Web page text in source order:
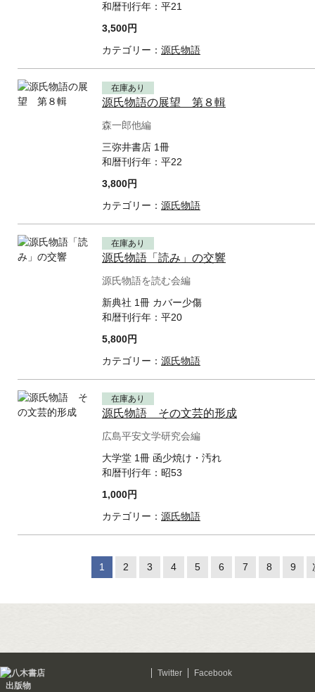
和暦刊行年： 平21
3,500円
カテゴリー： 源氏物語
在庫あり
源氏物語の展望 第８輯
森一郎他編
三弥井書店 1冊
和暦刊行年： 平22
3,800円
カテゴリー： 源氏物語
在庫あり
源氏物語「読み」の交響
源氏物語を読む会編
新典社 1冊 カバー少傷
和暦刊行年： 平20
5,800円
カテゴリー： 源氏物語
在庫あり
源氏物語 その文芸的形成
広島平安文学研究会編
大学堂 1冊 函少焼け・汚れ
和暦刊行年： 昭53
1,000円
カテゴリー： 源氏物語
1 2 3 4 5 6 7 8 9
Twitter
Facebook
出版物